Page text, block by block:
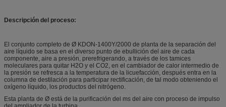
Bomba del transporte
LO2
15 10
Bomba del transporte
LN2
15 10
7. Sistema de instrumento media: 10
Descripción del proceso:
El conjunto completo de Ø KDON-1400Y/2000 de planta de la separación del
aire líquido se basa en el diverso punto de ebullición del aire de cada
componente, aire a presión, prerefrigerando, a través de los tamices
moleculares para quitar H2O y el CO2, en el cambiador de calor intermedio de
la presión se refresca a la temperatura de la licuefacción, después entra en la
columna de destilación para participar rectificación, de tal modo obteniendo el
oxígeno líquido, los productos del nitrógeno.
Esta planta de Ø está de la purificación del ms del aire con proceso de impulso